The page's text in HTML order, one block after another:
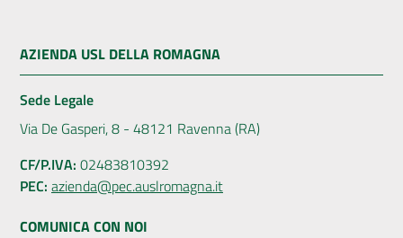
AZIENDA USL DELLA ROMAGNA
Sede Legale
Via De Gasperi, 8 - 48121 Ravenna (RA)
CF/P.IVA: 02483810392
PEC: azienda@pec.auslromagna.it
COMUNICA CON NOI